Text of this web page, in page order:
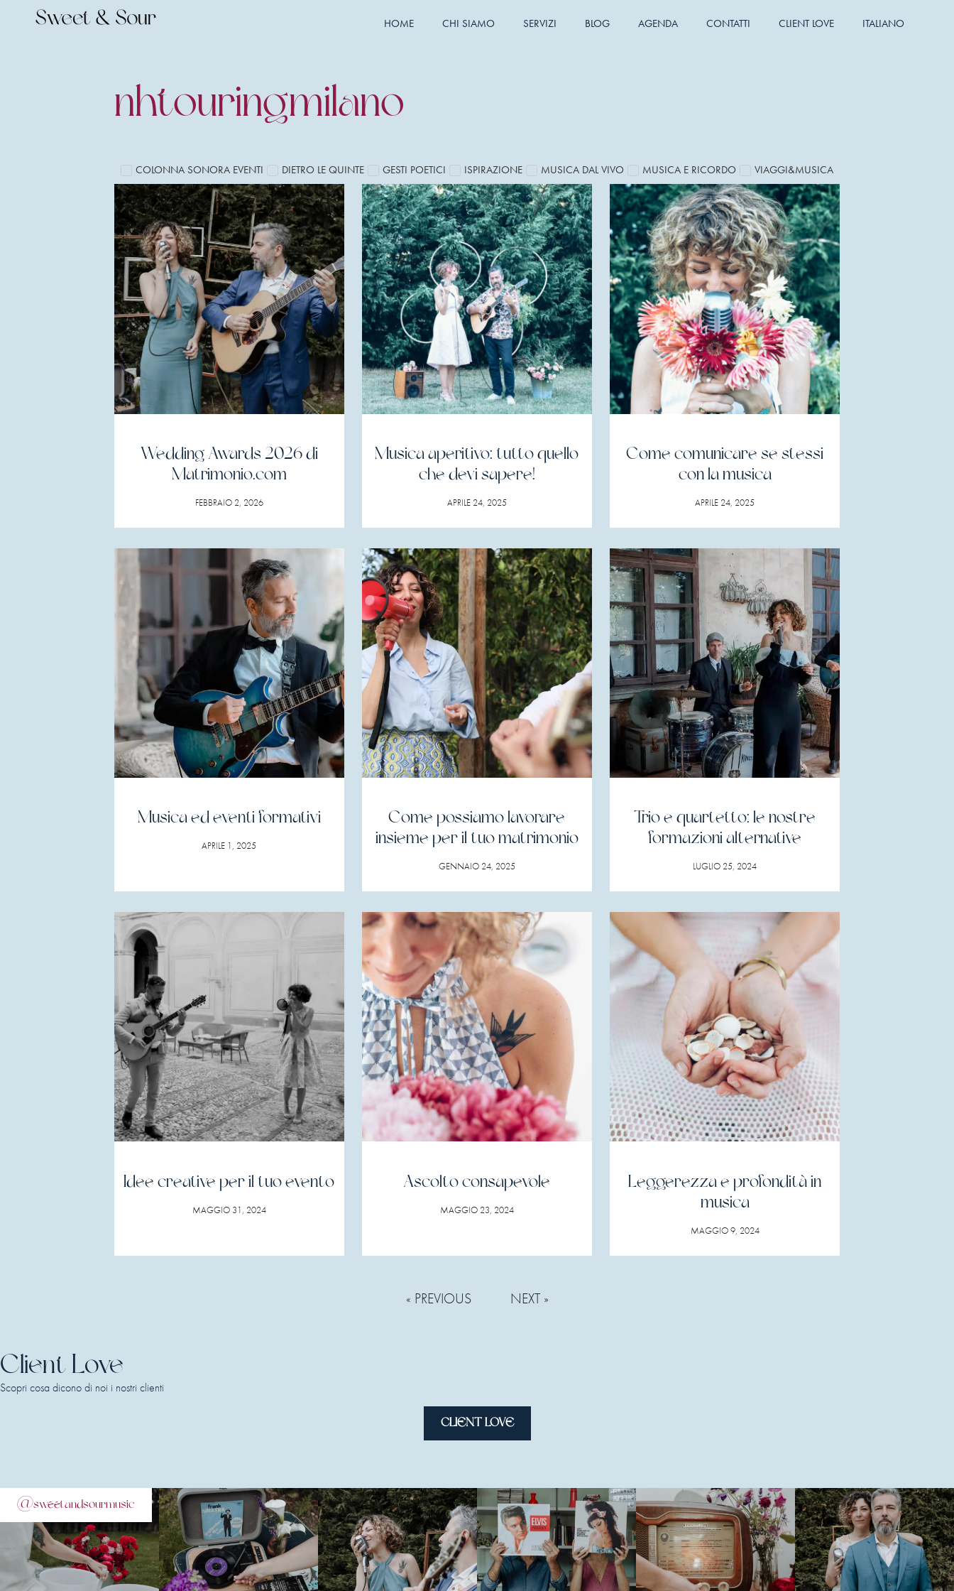
HOME CHI SIAMO SERVIZI BLOG AGENDA CONTATTI CLIENT LOVE ITALIANO
nhtouringmilano
COLONNA SONORA EVENTI DIETRO LE QUINTE GESTI POETICI ISPIRAZIONE MUSICA DAL VIVO MUSICA E RICORDO VIAGGI&MUSICA
Wedding Awards 2026 di
Matrimonio.com
FEBBRAIO 2, 2026
Musica aperitivo: tutto quello
che devi sapere!
APRILE 24, 2025
Come comunicare se stessi
con la musica
APRILE 24, 2025
Musica ed eventi formativi
APRILE 1, 2025
Come possiamo lavorare
insieme per il tuo matrimonio
GENNAIO 24, 2025
Trio e quartetto: le nostre
formazioni alternative
LUGLIO 25, 2024
Idee creative per il tuo evento
MAGGIO 31, 2024
Ascolto consapevole
MAGGIO 23, 2024
Leggerezza e profondità in
musica
MAGGIO 9, 2024
« PREVIOUS NEXT »
Client Love
Scopri cosa dicono di noi i nostri clienti
CLIENT LOVE
@sweetandsourmusic